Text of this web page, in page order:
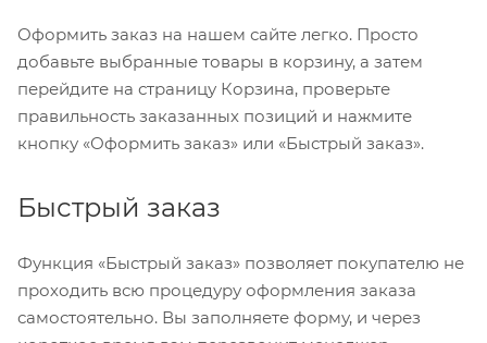
Оформить заказ на нашем сайте легко. Просто
добавьте выбранные товары в корзину, а затем
перейдите на страницу Корзина, проверьте
правильность заказанных позиций и нажмите
кнопку «Оформить заказ» или «Быстрый заказ».
Быстрый заказ
Функция «Быстрый заказ» позволяет покупателю не
проходить всю процедуру оформления заказа
самостоятельно. Вы заполняете форму, и через